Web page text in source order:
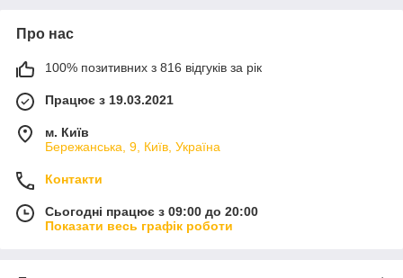
Про нас
100% позитивних з 816 відгуків за рік
Працює з 19.03.2021
м. Київ
Бережанська, 9, Київ, Україна
Контакти
Сьогодні працює з 09:00 до 20:00
Показати весь графік роботи